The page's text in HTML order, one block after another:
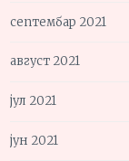
септембар 2021
август 2021
јул 2021
јун 2021